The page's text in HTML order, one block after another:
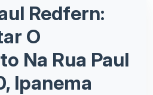
Redfern:
O
Na Rua Paul
Ipanema